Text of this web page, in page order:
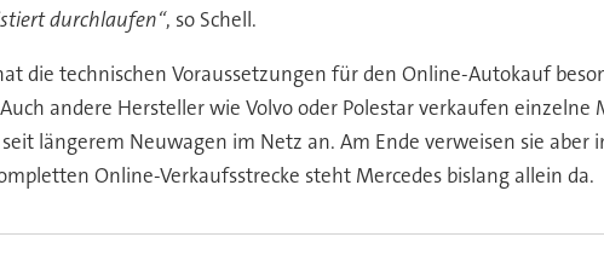
durchlaufen“, so Schell.
die technischen Voraussetzungen für den Online-Autokauf
andere Hersteller wie Volvo oder Polestar verkaufen
längerem Neuwagen im Netz an. Am Ende verweisen sie
Online-Verkaufsstrecke steht Mercedes bislang allein da.